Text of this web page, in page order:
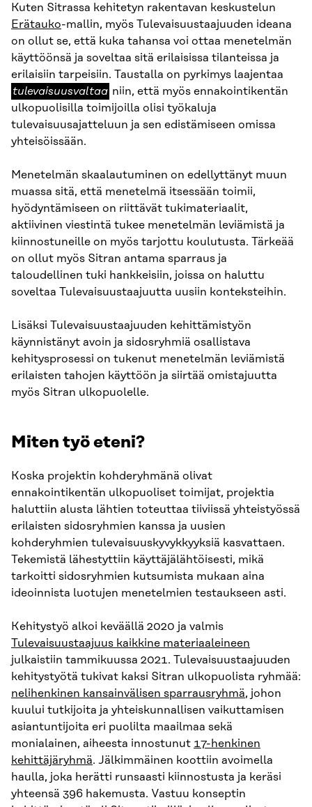
Kuten Sitrassa kehitetyn rakentavan keskustelun
Erätauko-mallin, myös Tulevaisuustaajuuden ideana
on ollut se, että kuka tahansa voi ottaa menetelmän
käyttöönsä ja soveltaa sitä erilaisissa tilanteissa ja
erilaisiin tarpeisiin. Taustalla on pyrkimys laajentaa
tulevaisuusvaltaa niin, että myös ennakointikentän
ulkopuolisilla toimijoilla olisi työkaluja
tulevaisuusajatteluun ja sen edistämiseen omissa
yhteisöissään.
Menetelmän skaalautuminen on edellyttänyt muun
muassa sitä, että menetelmä itsessään toimii,
hyödyntämiseen on riittävät tukimateriaalit,
aktiivinen viestintä tukee menetelmän leviämistä ja
kiinnostuneille on myös tarjottu koulutusta. Tärkeää
on ollut myös Sitran antama sparraus ja
taloudellinen tuki hankkeisiin, joissa on haluttu
soveltaa Tulevaisuustaajuutta uusiin konteksteihin.
Lisäksi Tulevaisuustaajuuden kehittämistyön
käynnistänyt avoin ja sidosryhmiä osallistava
kehitysprosessi on tukenut menetelmän leviämistä
erilaisten tahojen käyttöön ja siirtää omistajuutta
myös Sitran ulkopuolelle.
Miten työ eteni?
Koska projektin kohderyhmänä olivat
ennakointikentän ulkopuoliset toimijat, projektia
haluttiin alusta lähtien toteuttaa tiiviissä yhteistyössä
erilaisten sidosryhmien kanssa ja uusien
kohderyhmien tulevaisuuskyvykkyyksiä kasvattaen.
Tekemistä lähestyttiin käyttäjälähtöisesti, mikä
tarkoitti sidosryhmien kutsumista mukaan aina
ideoinnista luotujen menetelmien testaukseen asti.
Kehitystyö alkoi keväällä 2020 ja valmis
Tulevaisuustaajuus kaikkine materiaaleineen
julkaistiin tammikuussa 2021. Tulevaisuustaajuuden
kehitystyötä tukivat kaksi Sitran ulkopuolista ryhmää:
nelihenkinen kansainvälisen sparrausryhmä, johon
kuului tutkijoita ja yhteiskunnallisen vaikuttamisen
asiantuntijoita eri puolilta maailmaa sekä
monialainen, aiheesta innostunut 17-henkinen
kehittäjäryhmä. Jälkimmäinen koottiin avoimella
haulla, joka herätti runsaasti kiinnostusta ja keräsi
yhteensä 396 hakemusta. Vastuu konseptin